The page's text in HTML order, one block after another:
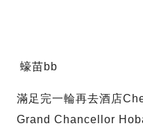
蠔苗bb
滿足完一輪再去酒店
Grand Chancellor